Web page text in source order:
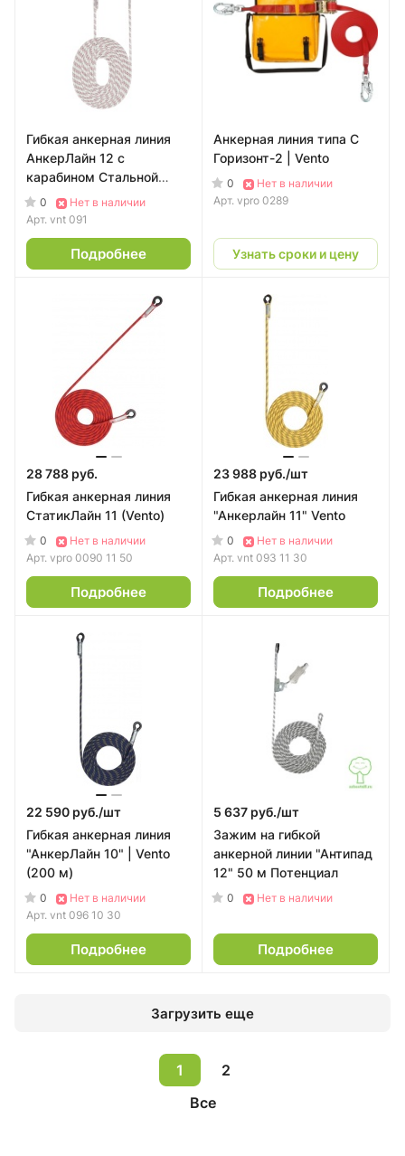
Гибкая анкерная линия
АнкерЛайн 12 с
карабином Стальной
монтажный | Vento (15 м)
0
Нет в наличии
Арт. vnt 091
Подробнее
Анкерная линия типа С
Горизонт-2 | Vento
0
Нет в наличии
Арт. vpro 0289
Узнать сроки и цену
28 788 руб.
Гибкая анкерная линия
СтатикЛайн 11 (Vento)
0
Нет в наличии
Арт. vpro 0090 11 50
Подробнее
23 988 руб./шт
Гибкая анкерная линия
"Анкерлайн 11" Vento
0
Нет в наличии
Арт. vnt 093 11 30
Подробнее
22 590 руб./шт
Гибкая анкерная линия
"АнкерЛайн 10" | Vento
(200 м)
0
Нет в наличии
Арт. vnt 096 10 30
Подробнее
5 637 руб./шт
Зажим на гибкой
анкерной линии "Антипад
12" 50 м Потенциал
0 Нет в наличии
Подробнее
Загрузить еще
1
2
Все